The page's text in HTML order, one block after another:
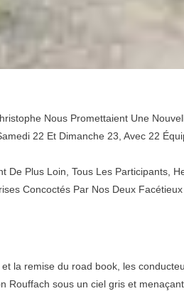
Nous Promettaient Une
22 Et Dimanche 23, Avec 22
De Plus Loin, Tous Les Participants,
Concoctés Par Nos Deux
la remise du road book, les
Rouffach sous un ciel gris et